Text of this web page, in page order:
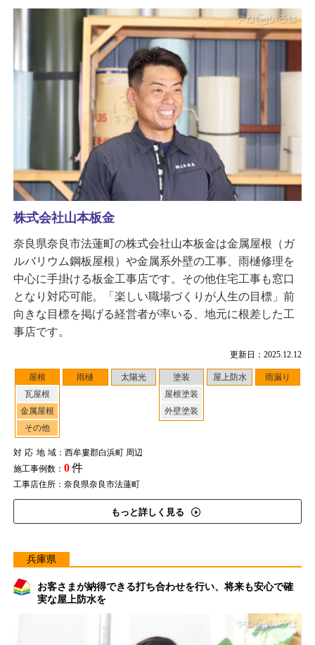
更新日：2025.12.12
屋根
瓦屋根
金属屋根
その他
雨樋 太陽光
塗装
屋根塗装
外壁塗装
屋上防水 雨漏り
対応地域：西牟婁郡白浜町 周辺
施工事例数： 0件
工事店住所：奈良県奈良市法蓮町
もっと詳しく見る
株式会社山本板金
奈良県奈良市法蓮町の株式会社山本板金は金属屋根（ガ
ルバリウム鋼板屋根）や金属系外壁の工事、雨樋修理を
中心に手掛ける板金工事店です。その他住宅工事も窓口
となり対応可能。「楽しい職場づくりが人生の目標」前
向きな目標を掲げる経営者が率いる、地元に根差した工
事店です。
兵庫県
お客さまが納得できる打ち合わせを行い、将来も安心で確
実な屋上防水を